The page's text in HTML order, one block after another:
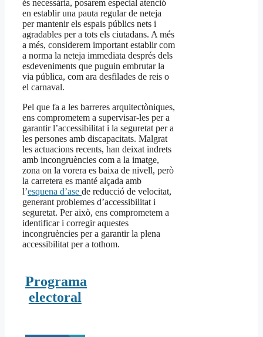
és necessària, posarem especial atenció
en establir una pauta regular de neteja
per mantenir els espais públics nets i
agradables per a tots els ciutadans. A més
a més, considerem important establir com
a norma la neteja immediata després dels
esdeveniments que puguin embrutar la
via pública, com ara desfilades de reis o
el carnaval.
Pel que fa a les barreres arquitectòniques,
ens comprometem a supervisar-les per a
garantir l’accessibilitat i la seguretat per a
les persones amb discapacitats. Malgrat
les actuacions recents, han deixat indrets
amb incongruències com a la imatge,
zona on la vorera es baixa de nivell, però
la carretera es manté alçada amb
l’esquena d’ase de reducció de velocitat,
generant problemes d’accessibilitat i
seguretat. Per això, ens comprometem a
identificar i corregir aquestes
incongruències per a garantir la plena
accessibilitat per a tothom.
Programa
electoral